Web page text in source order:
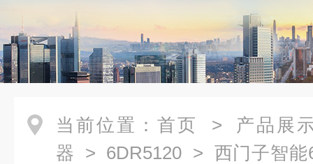
当前位置： 首页 > 产品展
器 > 6DR5120 > 西门子智能